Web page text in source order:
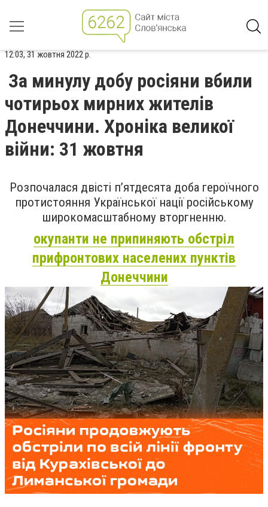
12:03, 31 жовтня 2022 р.
За минулу добу росіяни вбили
чотирьох мирних жителів
Донеччини. Хроніка великої
війни: 31 жовтня
Розпочалася двісті п’ятдесята доба героїчного
протистояння Української нації російському
широкомасштабному вторгненню.
окупанти не припиняють обстріл
прифронтових населених пунктів
Донеччини